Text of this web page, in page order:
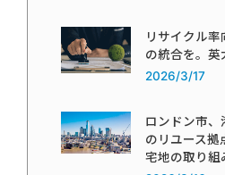
リサイクル
の統合を。英
2026/3/17
ロンドン市、
のリユース拠
宅地の取り組